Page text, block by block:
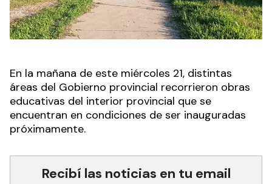
En la mañana de este miércoles 21, distintas
áreas del Gobierno provincial recorrieron obras
educativas del interior provincial que se
encuentran en condiciones de ser inauguradas
próximamente.
Recibí las noticias en tu email